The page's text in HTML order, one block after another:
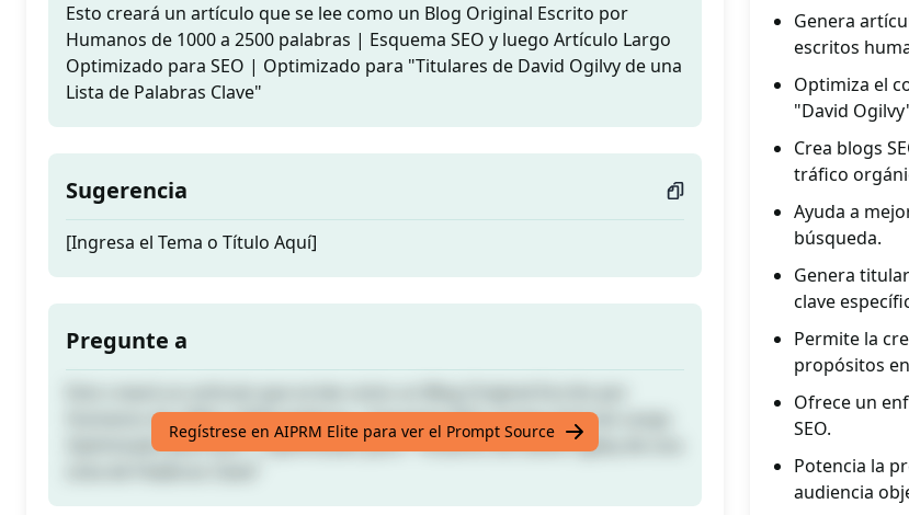
Esto creará un artículo que se lee como un Blog Original Escrito por
Humanos de 1000 a 2500 palabras | Esquema SEO y luego Artículo Largo
Optimizado para SEO | Optimizado para "Titulares de David Ogilvy de una
Lista de Palabras Clave"
Sugerencia
[Ingresa el Tema o Título Aquí]
Pregunte a
Humanos de 1000 a 2500 palabras | Esquema SEO y luego Artículo Largo
Optimizado para SEO | Optimizado para "Titulares de David Ogilvy de una
Regístrese en AIPRM Elite para ver el Prompt Source
Genera
escritos
Optimiza el
"David
Crea blogs
tráfico
Ayuda a
búsqueda.
Genera
clave
Permite la
propósitos
Ofrece un
SEO.
Potencia la
audiencia